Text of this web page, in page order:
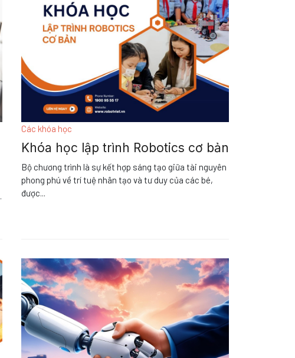
Các khóa học
Khóa học lập trình Robotics cơ bản
Bộ chương trình là sự kết hợp sáng tạo giữa tài nguyên
phong phú về trí tuệ nhân tạo và tư duy của các bé,
được